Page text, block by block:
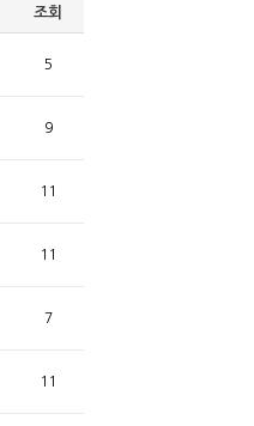
조회
5
9
11
11
7
11